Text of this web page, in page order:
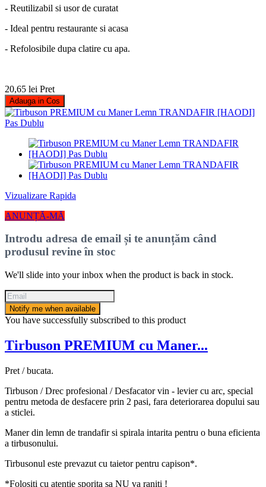
- Reutilizabil si usor de curatat
- Ideal pentru restaurante si acasa
- Refolosibile dupa clatire cu apa.
20,65 lei Pret
Adauga in Cos
Vizualizare Rapida
ANUNȚĂ-MĂ
Introdu adresa de email și te anunțăm când
produsul revine în stoc
We'll slide into your inbox when the product is back in stock.
Notify me when available
You have successfully subscribed to this product
Tirbuson PREMIUM cu Maner...
Pret / bucata.
Tirbuson / Drec profesional / Desfacator vin - levier cu arc, special
pentru metoda de desfacere prin 2 pasi, fara deteriorarea dopului sau
a sticlei.
Maner din lemn de trandafir si spirala intarita pentru o buna eficienta
a tirbusonului.
Tirbusonul este prevazut cu taietor pentru capison*.
*Folositi cu atentie sporita sa NU va raniti !